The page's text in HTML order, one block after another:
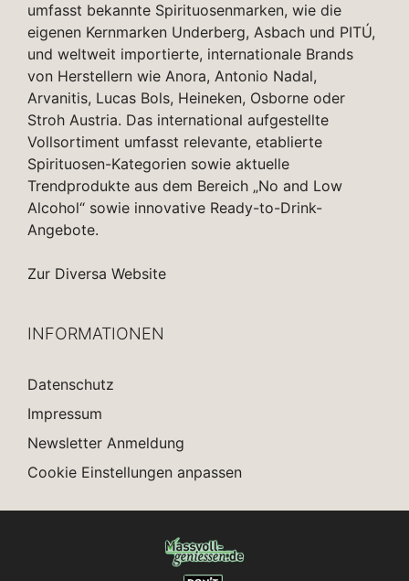
umfasst bekannte Spirituosenmarken, wie die
eigenen Kernmarken Underberg, Asbach und PITÚ,
und weltweit importierte, internationale Brands
von Herstellern wie Anora, Antonio Nadal,
Arvanitis, Lucas Bols, Heineken, Osborne oder
Stroh Austria. Das international aufgestellte
Vollsortiment umfasst relevante, etablierte
Spirituosen-Kategorien sowie aktuelle
Trendprodukte aus dem Bereich „No and Low
Alcohol“ sowie innovative Ready-to-Drink-
Angebote.
Zur Diversa Website
INFORMATIONEN
Datenschutz
Impressum
Newsletter Anmeldung
Cookie Einstellungen anpassen